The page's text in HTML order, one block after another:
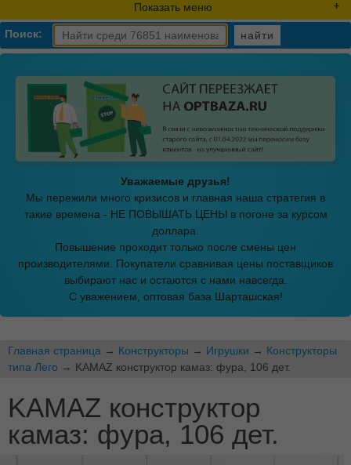
Показать меню
Поиск: найти
Уважаемые друзья!
Мы пережили много кризисов и главная наша стратегия в
такие времена - НЕ ПОВЫШАТЬ ЦЕНЫ в погоне за курсом
доллара.
Повышение проходит только после смены цен
производителями. Покупатели сравнивая цены поставщиков
выбирают нас и остаются с нами навсегда.
С уважением, оптовая база Шарташская!
Главная страница → Конструкторы → Игрушки → Конструкторы
типа Лего → KAMAZ конструктор камаз: фура, 106 дет.
KAMAZ конструктор
камаз: фура, 106 дет.